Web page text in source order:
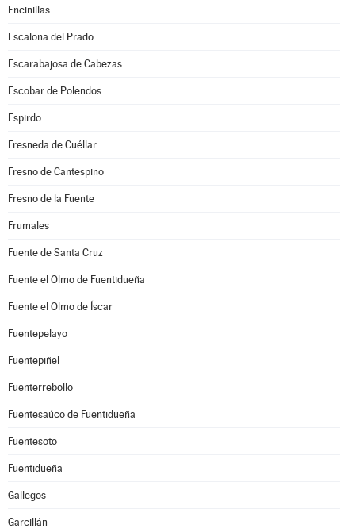
Encinillas
Escalona del Prado
Escarabajosa de Cabezas
Escobar de Polendos
Espirdo
Fresneda de Cuéllar
Fresno de Cantespino
Fresno de la Fuente
Frumales
Fuente de Santa Cruz
Fuente el Olmo de Fuentidueña
Fuente el Olmo de Íscar
Fuentepelayo
Fuentepiñel
Fuenterrebollo
Fuentesaúco de Fuentidueña
Fuentesoto
Fuentidueña
Gallegos
Garcillán